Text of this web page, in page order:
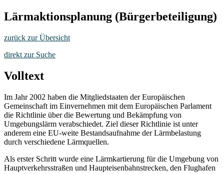
Lärmaktionsplanung (Bürgerbeteiligung)
zurück zur Übersicht
direkt zur Suche
Volltext
Im Jahr 2002 haben die Mitgliedstaaten der Europäischen
Gemeinschaft im Einvernehmen mit dem Europäischen Parlament
die Richtlinie über die Bewertung und Bekämpfung von
Umgebungslärm verabschiedet. Ziel dieser Richtlinie ist unter
anderem eine EU-weite Bestandsaufnahme der Lärmbelastung
durch verschiedene Lärmquellen.
Als erster Schritt wurde eine Lärmkartierung für die Umgebung von
Hauptverkehrsstraßen und Haupteisenbahnstrecken, den Flughafen